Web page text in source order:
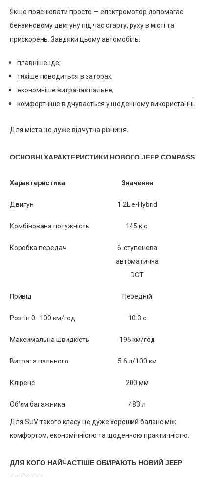
Якщо пояснювати просто — електромотор допомагає
бензиновому двигуну під час старту, руху в місті та
прискорень. Завдяки цьому автомобіль:
плавніше їде;
тихіше поводиться в заторах;
економніше витрачає пальне;
комфортніше відчувається у щоденному використанні.
Для міста це дуже відчутна різниця.
ОСНОВНІ ХАРАКТЕРИСТИКИ НОВОГО JEEP COMPASS
Характеристика Значення
Двигун 1.2L e-Hybrid
Комбінована потужність 145 к.с.
Коробка передач
6-ступенева
автоматична
DCT
Привід Передній
Розгін 0–100 км/год 10.3 с
Максимальна швидкість 195 км/год
Витрата пального 5.6 л/100 км
Кліренс 200 мм
Об’єм багажника 483 л
Для SUV такого класу це дуже хороший баланс між
комфортом, економічністю та щоденною практичністю.
ДЛЯ КОГО НАЙЧАСТІШЕ ОБИРАЮТЬ НОВИЙ JEEP